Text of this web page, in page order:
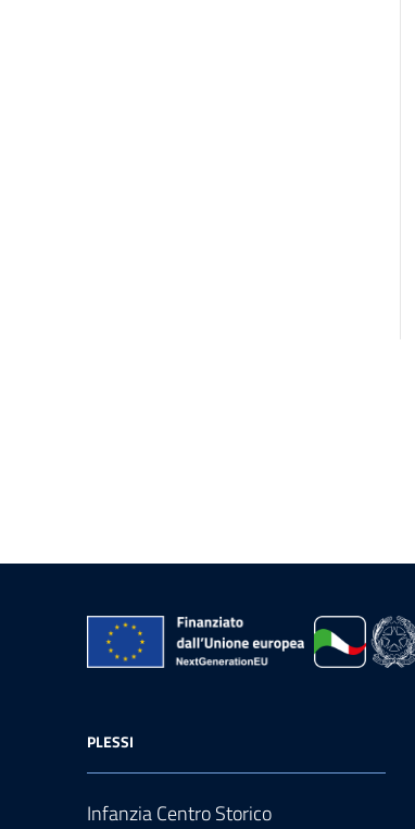
PLESSI
Infanzia Centro Storico